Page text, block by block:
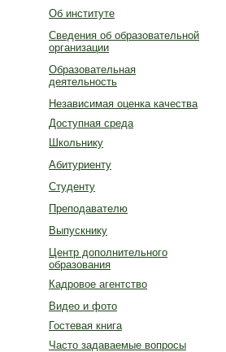
Об институте
Сведения об образовательной
организации
Образовательная
деятельность
Независимая оценка качества
Доступная среда
Школьнику
Абитуриенту
Студенту
Преподавателю
Выпускнику
Центр дополнительного
образования
Кадровое агентство
Видео и фото
Гостевая книга
Часто задаваемые вопросы